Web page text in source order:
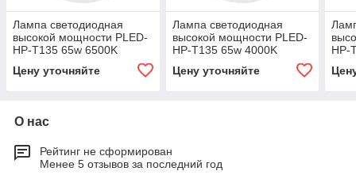
Лампа светодиодная
высокой мощности PLED-
HP-T135 65w 6500K
Цену уточняйте
Лампа светодиодная
высокой мощности PLED-
HP-T135 65w 4000K
Цену уточняйте
HP-
О нас
Рейтинг не сформирован
Менее 5 отзывов за последний год